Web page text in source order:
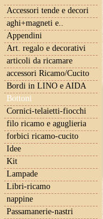
Accessori tende e decori
aghi+magneti e..
Appendini
Art. regalo e decorativi
articoli da ricamare
accessori Ricamo/Cucito
Bordi in LINO e AIDA
Bottoni
Cornici-telaietti-fiocchi
filo ricamo e aguglieria
forbici ricamo-cucito
Idee
Kit
Lampade
Libri-ricamo
nappine
Passamanerie-nastri